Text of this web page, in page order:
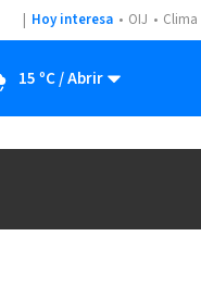
Hoy interesa OIJ Clima
15 ºC